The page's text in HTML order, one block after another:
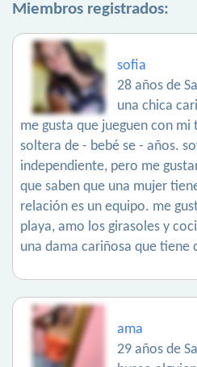
Miembros registrados:
sofia
28 años de
una chica
me gusta que jueguen con
soltera de - bebé se - años.
independiente, pero me
que saben que una mujer
relación es un equipo. me
playa, amo los girasoles y
una dama cariñosa que tiene
ama
29 años de